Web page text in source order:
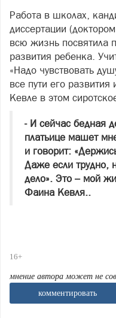
Работа в школах,
диссертации
всю жизнь посвятила
развития ребенка.
«Надо чувствовать
все пути его
Кевле в этом
- И сейчас бедная
платьице машет
и говорит:
Даже если трудно,
дело». Это – мой
Фаина Кевля..
16+
мнение автора может не
комментировать